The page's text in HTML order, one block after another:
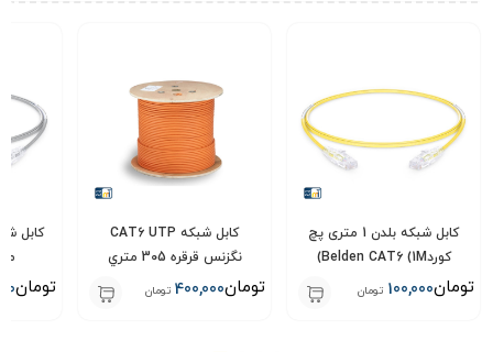
کابل شبکه CAT6 UTP
نگزنس قرقره 305 متري
400,000 تومان تومان
متری آوایا Avaya
200,000 تومان تومان تومان